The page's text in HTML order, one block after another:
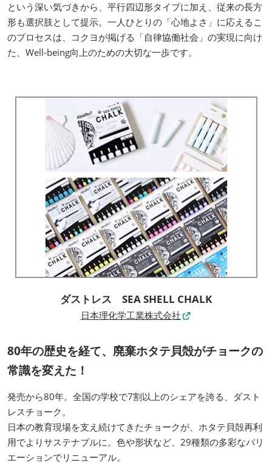
という深い気づきから、平行四辺形タイプに加え、従来の長方
形も選択肢として提示。一人ひとりの「心地よさ」に応えるこ
のプロセスは、コクヨが掲げる「自律協働社会」の実現に向け
た、Well-being向上のための大切な一歩です。
ダストレス SEA SHELL CHALK
日本理化学工業株式会社
80年の歴史を経て、廃棄ホタテ貝殻がチョークの
常識を変えた！
発売から80年。全国の学校で7割以上のシェアを誇る、ダスト
レスチョーク。
日本の教育現場を支え続けてきたチョークが、ホタテ貝殻再利
用でよりサステナブルに。色や形状など、29種類の多彩なバリ
エーションでリニューアル。